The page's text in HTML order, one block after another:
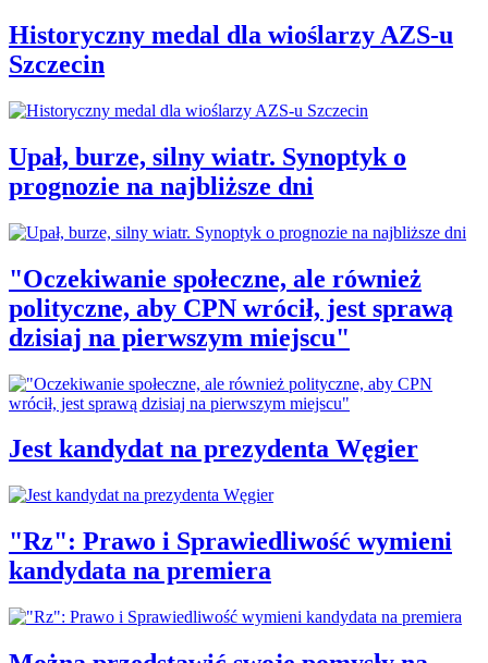
Historyczny medal dla wioślarzy AZS-u
Szczecin
Upał, burze, silny wiatr. Synoptyk o
prognozie na najbliższe dni
"Oczekiwanie społeczne, ale również
polityczne, aby CPN wrócił, jest sprawą
dzisiaj na pierwszym miejscu"
Jest kandydat na prezydenta Węgier
"Rz": Prawo i Sprawiedliwość wymieni
kandydata na premiera